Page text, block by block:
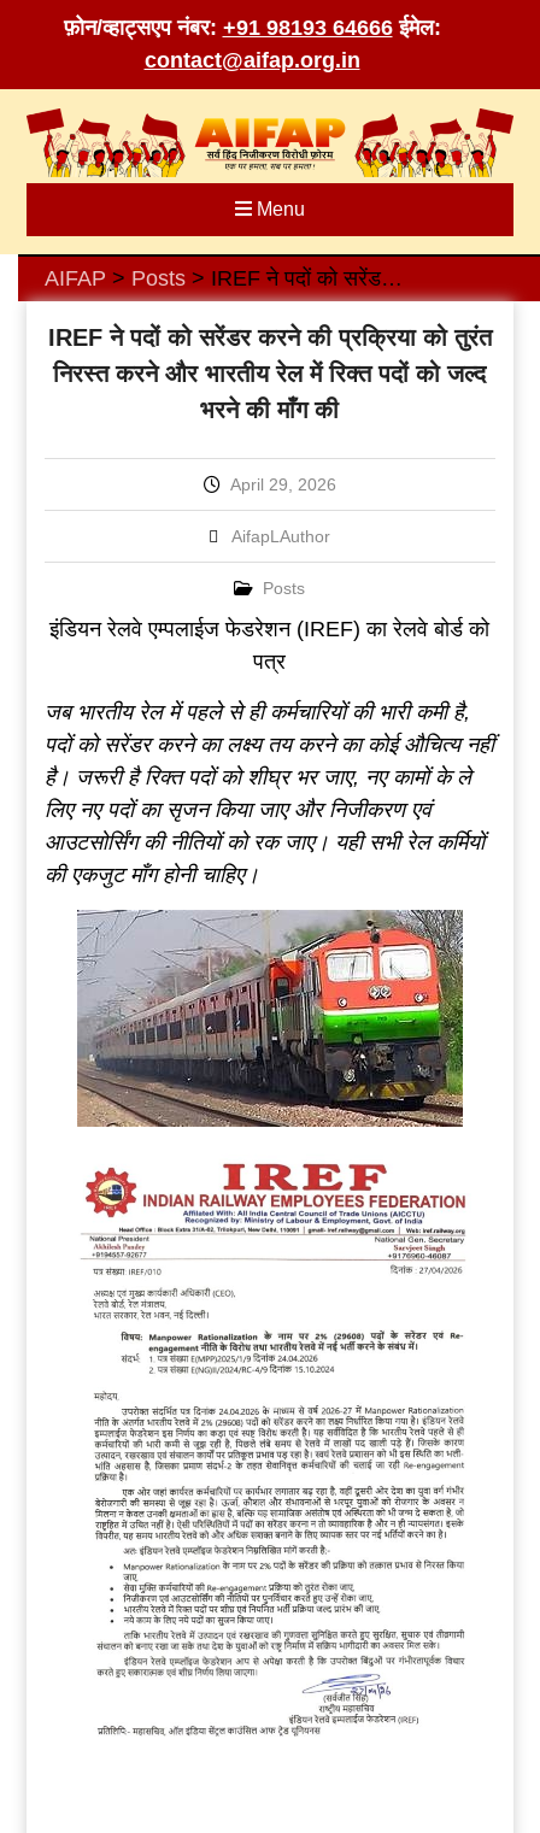
फ़ोन/व्हाट्सएप नंबर: +91 98193 64666 ईमेल:
contact@aifap.org.in
content
Menu
AIFAP > Posts> IREF ने पदों को सरेंडर करने की प्रक्रिया को तुरंत निरस्त करने और भारतीय रेल में रिक्त पदों को जल्द भरने की माँग की
IREF ने पदों को सरेंडर करने की प्रक्रिया को तुरंत
निरस्त करने और भारतीय रेल में रिक्त पदों को जल्द
भरने की माँग की
April 29, 2026
AifapLAuthor
Posts
इंडियन रेलवे एम्पलाईज फेडरेशन (IREF) का रेलवे बोर्ड को
पत्र
जब भारतीय रेल में पहले से ही कर्मचारियों की भारी कमी है,
पदों को सरेंडर करने का लक्ष्य तय करने का कोई औचित्य नहीं
है। जरूरी है रिक्त पदों को शीघ्र भर जाए, नए कामों के ले
लिए नए पदों का सृजन किया जाए और निजीकरण एवं
आउटसोर्सिंग की नीतियों को रक जाए। यही सभी रेल कर्मियों
की एकजुट माँग होनी चाहिए।